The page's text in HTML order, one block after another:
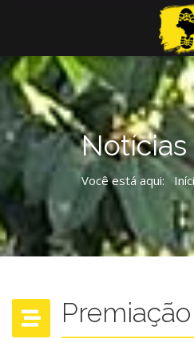
Notícias
Você está aqui: